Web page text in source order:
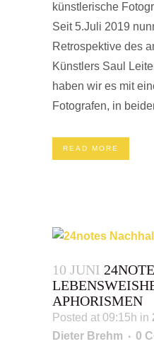
künstlerische
Seit 5.Juli 2019
Retrospektive des
Künstlers Saul
haben wir es mit
Fotografen, in
READ MORE
10 JUNI
APHORISMEN
Posted at 09:15h in
Dieter Brehm
0